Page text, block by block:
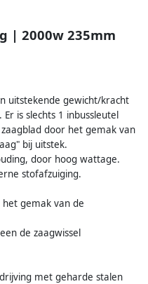
| 2000w 235mm
uitstekende gewicht/kracht
is slechts 1 inbussleutel
door het gemak van
bij uitstek.
door hoog wattage.
stofafzuiging.
het gemak van de
de zaagwissel
met geharde stalen